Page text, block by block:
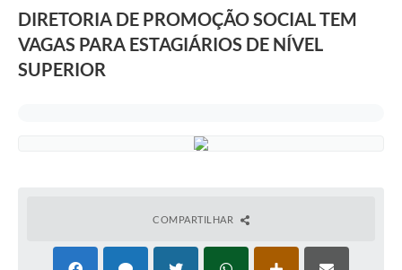
DIRETORIA DE PROMOÇÃO SOCIAL TEM
VAGAS PARA ESTAGIÁRIOS DE NÍVEL
SUPERIOR
COMPARTILHAR